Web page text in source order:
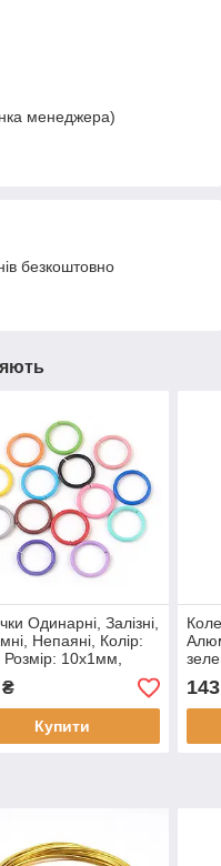
менеджера)
безкоштовно
Одинарні, Залізні,
Непаяні, Колір:
Розмір: 10х1мм,
Діаметр 8 мм,
Купити
143